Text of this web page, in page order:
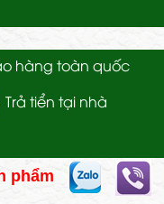
hàng toàn quốc
Trả tiển tại nhà
phẩm